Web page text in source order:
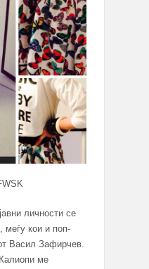
личности се
меѓу кои и поп-
Васил Зафирчев.
ме